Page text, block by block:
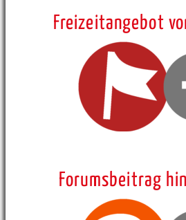
Freizeitangebot
Forumsbeitrag